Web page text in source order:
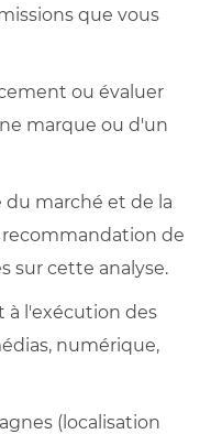
que vous
ou évaluer
marque ou d'un
du marché et de la
de
sur cette analyse.
à l'exécution des
numérique,
(localisation